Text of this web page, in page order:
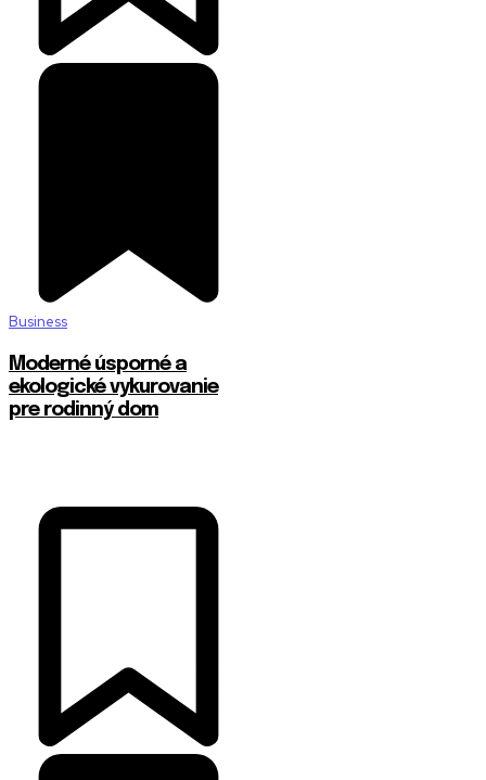
Business
Moderné úsporné a
ekologické vykurovanie
pre rodinný dom